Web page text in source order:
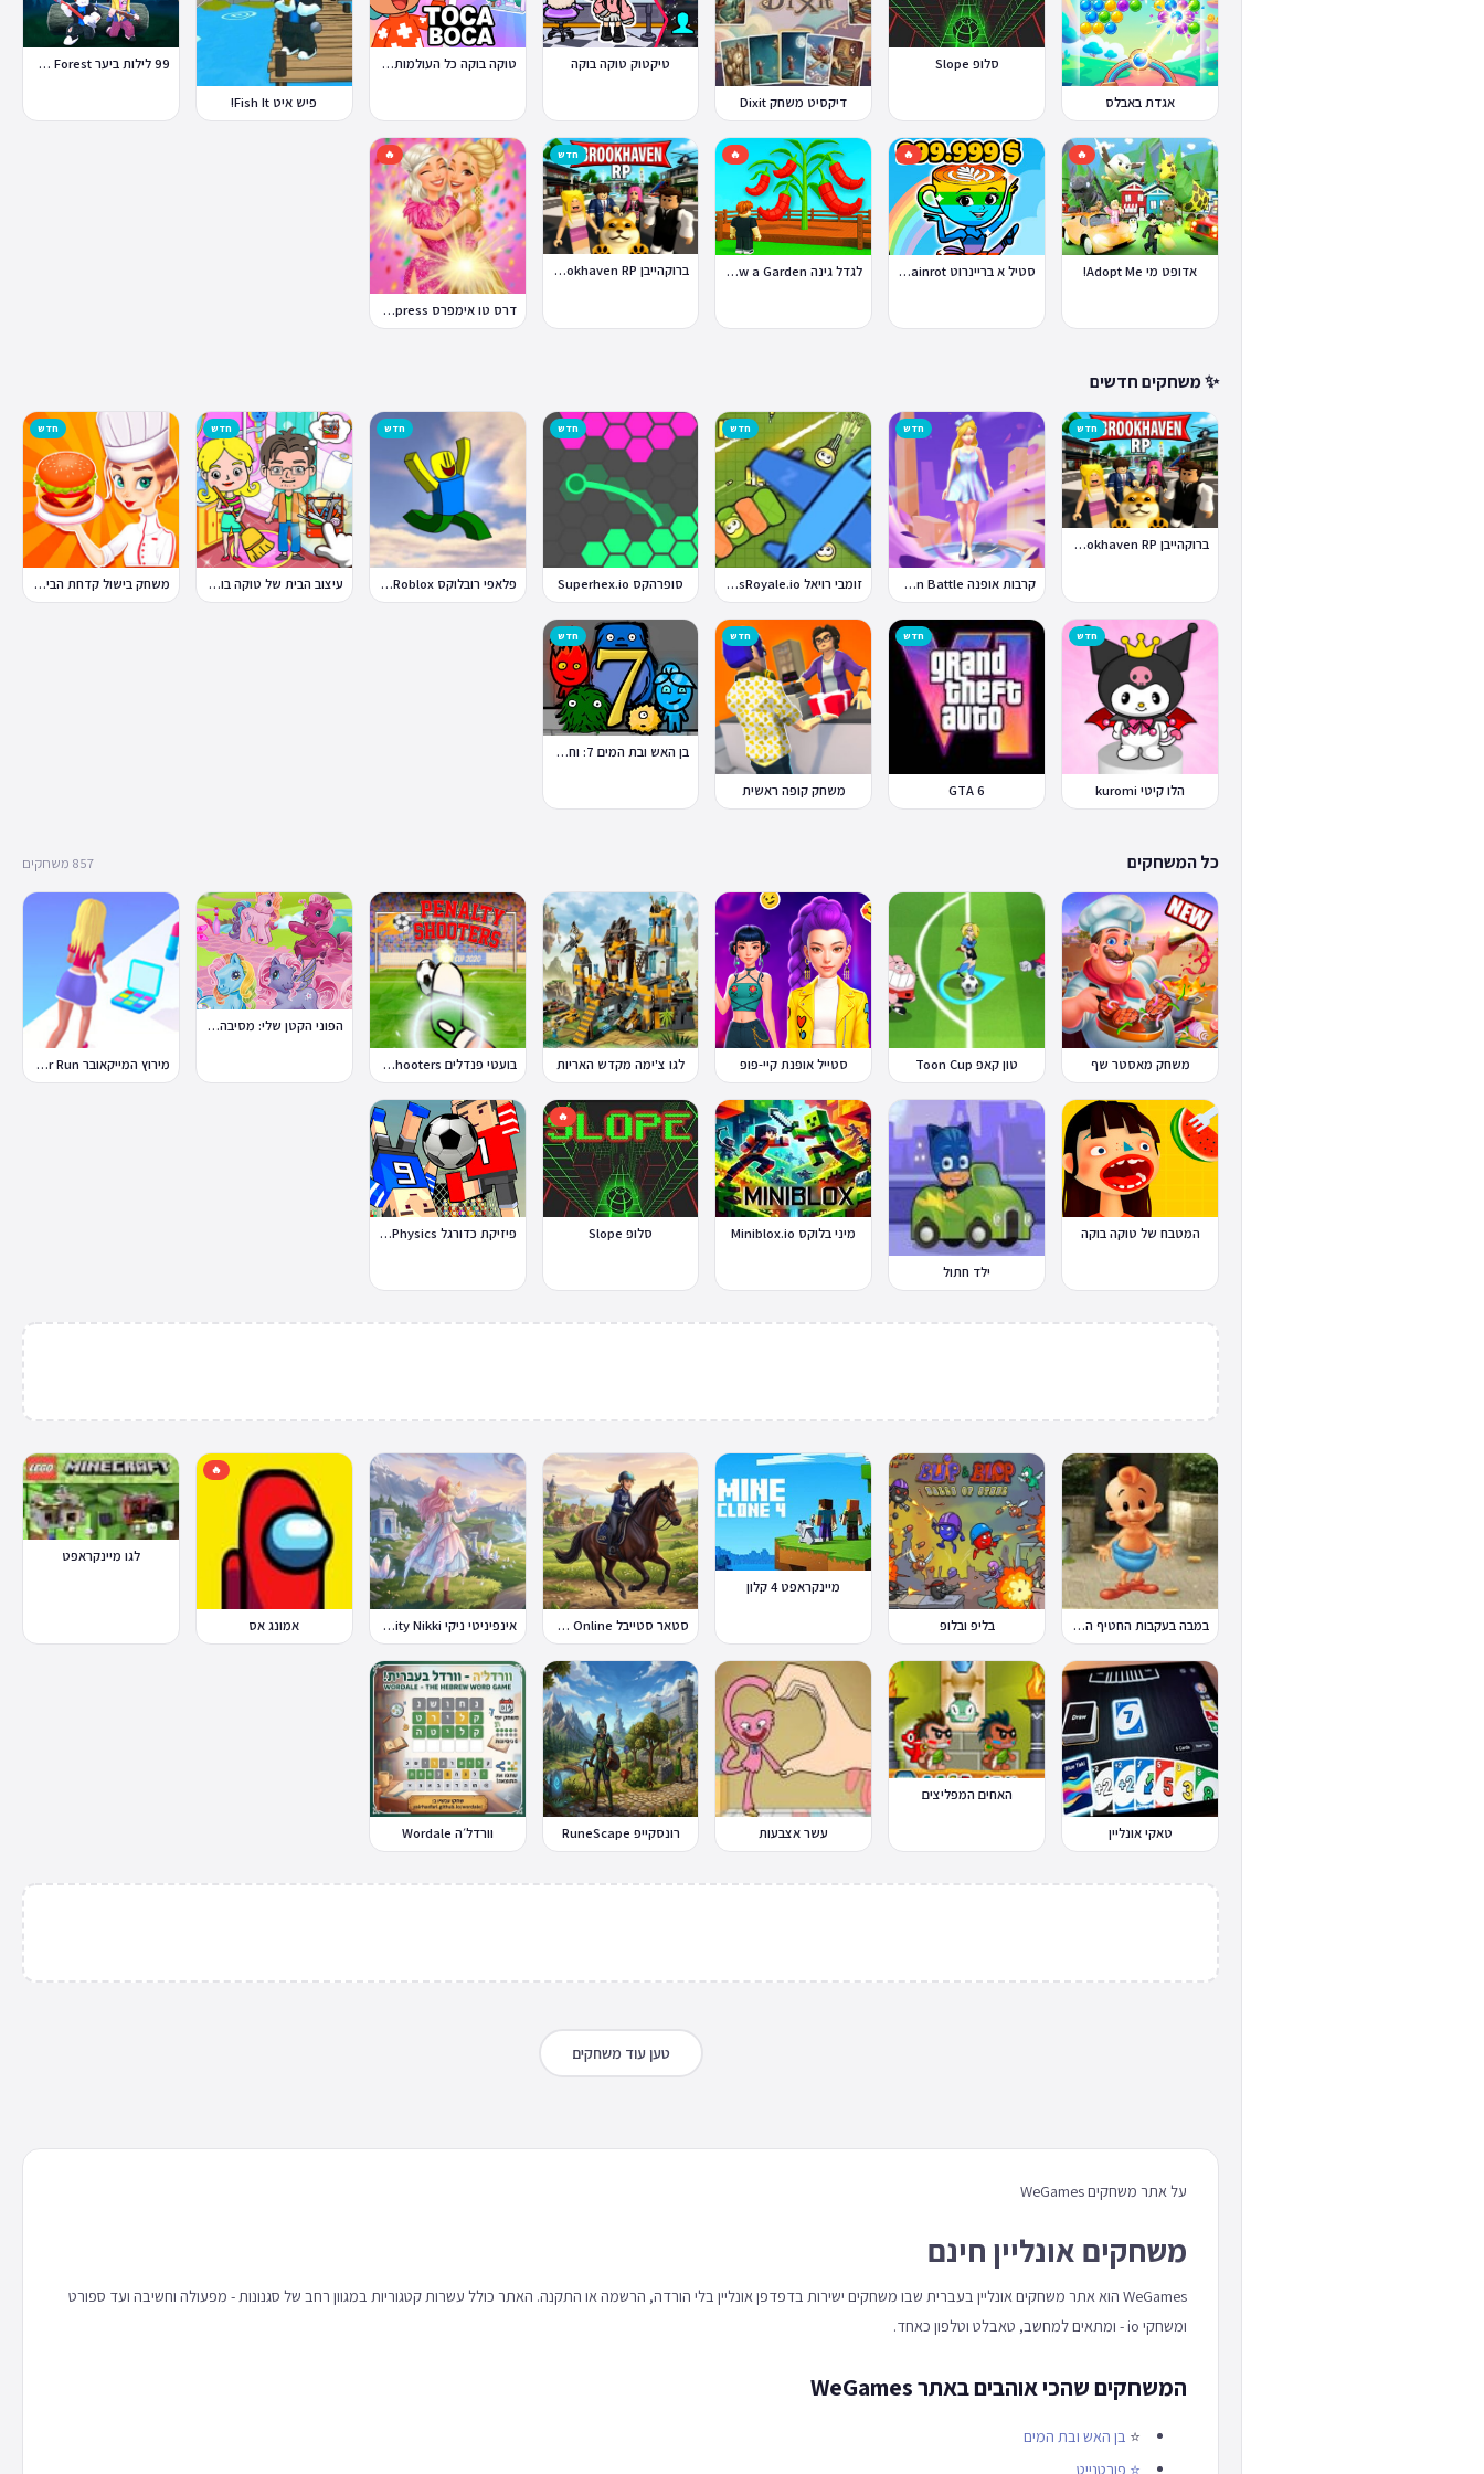
אגדת באבלס
סלופ Slope
דיקסיט משחק Dixit
טיקטוק טוקה בוקה טוקה בוקה כל העולמות בחינם
פיש איט Fish It!
99 לילות ביער Nights in the Forest
🔥
אדופט מי Adopt Me!
🔥
סטיל א בריינרוט Steal a Brainrot
🔥
לגדל גינה Grow a Garden
חדש
ברוקהייבן Brookhaven RP
🔥
דרס טו אימפרס Dress To Impress
✨ משחקים חדשים
חדש
ברוקהייבן Brookhaven RP
חדש
קרבות אופנה Fashion Battle
חדש
זומבי רויאל ZombsRoyale.io
חדש
סופרהקס Superhex.io
חדש
פלאפי רובלוקס Flappy Roblox
חדש
עיצוב הבית של טוקה בוקה
חדש
משחק בישול קדחת הבישול Cooking Fever
חדש
הלו קיטי kuromi
חדש
GTA 6
חדש
משחק קופה ראשית
חדש
בן האש ובת המים 7: וחברים
כל המשחקים 857 משחקים
משחק מאסטר שף טון קאפ Toon Cup סטייל אופנת קיי-פופ לגו צ'ימה מקדש האריות בועטי פנדלים Penalty Shooters
הפוני הקטן שלי: מסיבה בכפר
מירוץ המייקאובר Makeover Run
המטבח של טוקה בוקה
ילד חתול
מיני בלוקס Miniblox.io
🔥
סלופ Slope פיזיקת כדורגל Soccer Physics
במבה בעקבות החטיף החטוף 2 בליפ ובלופ
מיינקראפט 4 קלון
סטאר סטייבל Star Stable Online אינפיניטי ניקי Infinity Nikki
🔥
אמונג אס
לגו מיינקראפט
טאקי אונליין
האחים המפליצים
עשר אצבעות רונסקייפ RuneScape וורדל׳ה Wordale
טען עוד משחקים
על אתר משחקים WeGames
משחקים אונליין חינם
WeGames הוא אתר משחקים אונליין בעברית שבו משחקים ישירות בדפדפן אונליין בלי הורדה, הרשמה או התקנה. האתר כולל עשרות קטגוריות במגוון רחב של סגנונות - מפעולה וחשיבה ועד ספורט
ומשחקי io - ומתאים למחשב, טאבלט וטלפון כאחד.
המשחקים שהכי אוהבים באתר WeGames
⭐ בן האש ובת המים
⭐ פורטנייט